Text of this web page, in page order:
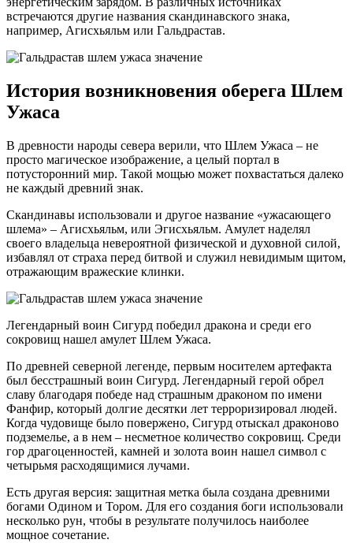
встречаются другие названия скандинавского знака,
например, Агисхьяльм или Гальдрастав.
История возникновения оберега Шлем
Ужаса
В древности народы севера верили, что Шлем Ужаса – не
просто магическое изображение, а целый портал в
потусторонний мир. Такой мощью может похвастаться далеко
не каждый древний знак.
Скандинавы использовали и другое название «ужасающего
шлема» – Агисхьяльм, или Эгисхьяльм. Амулет наделял
своего владельца невероятной физической и духовной силой,
избавлял от страха перед битвой и служил невидимым щитом,
отражающим вражеские клинки.
Легендарный воин Сигурд победил дракона и среди его
сокровищ нашел амулет Шлем Ужаса.
По древней северной легенде, первым носителем артефакта
был бесстрашный воин Сигурд. Легендарный герой обрел
славу благодаря победе над страшным драконом по имени
Фанфир, который долгие десятки лет терроризировал людей.
Когда чудовище было повержено, Сигурд отыскал драконово
подземелье, а в нем – несметное количество сокровищ. Среди
гор драгоценностей, камней и золота воин нашел символ с
четырьмя расходящимися лучами.
Есть другая версия: защитная метка была создана древними
богами Одином и Тором. Для его создания боги использовали
несколько рун, чтобы в результате получилось наиболее
мощное сочетание.